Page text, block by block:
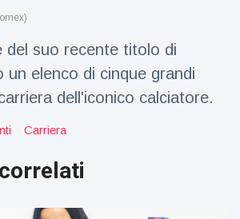
e
del suo recente titolo di
un elenco di cinque grandi
dell'iconico calciatore.
Carriera